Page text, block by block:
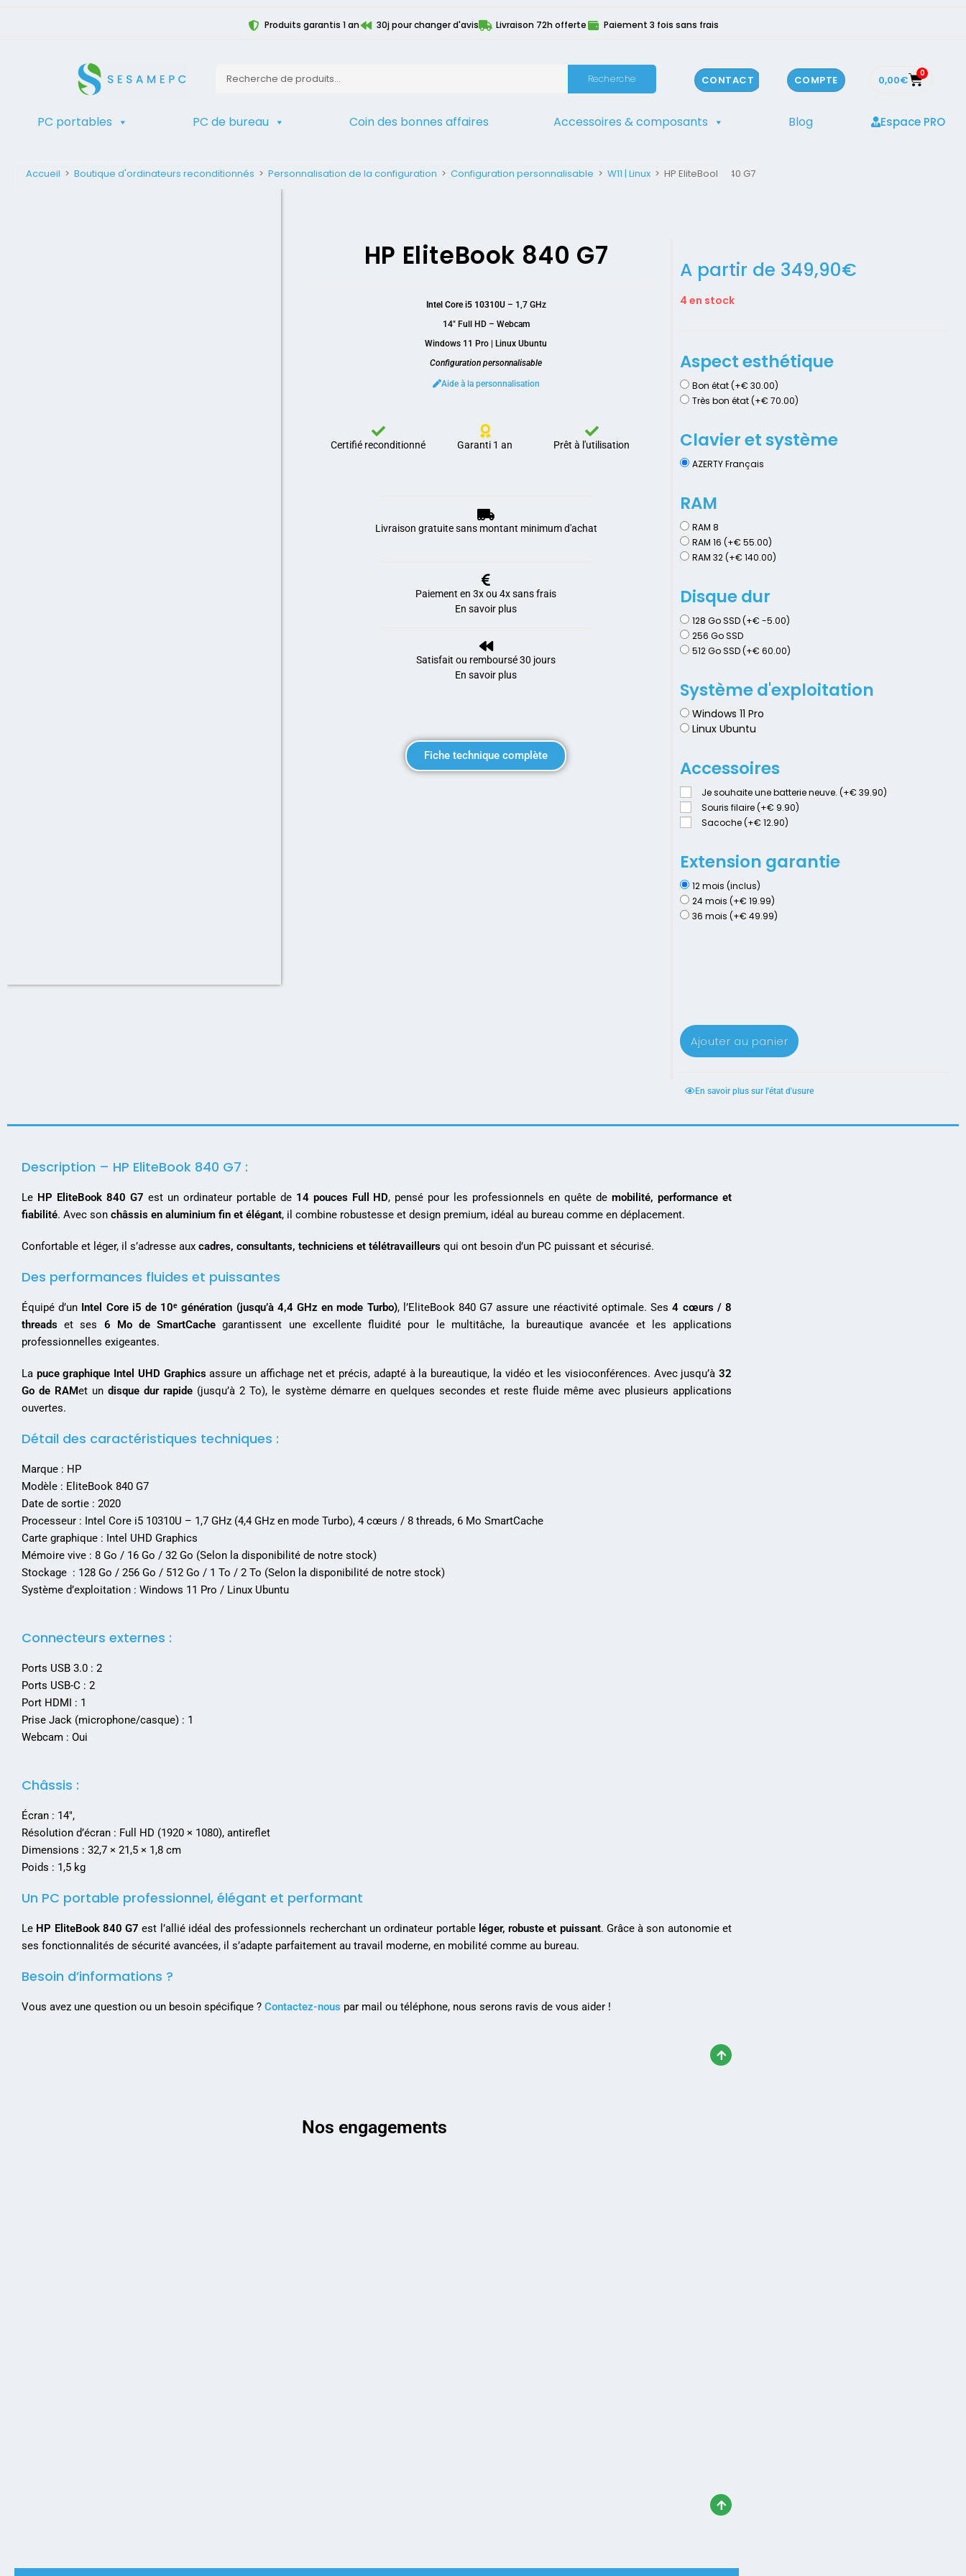
Produits garantis 1 an 30j pour changer d'avis Livraison 72h offerte Paiement 3 fois sans frais
Recherche CONTACT COMPTE 0,00€ 0
PC portables PC de bureau Coin des bonnes affaires Accessoires & composants Blog Espace PRO
Accueil > Boutique d'ordinateurs reconditionnés > Personnalisation de la configuration > Configuration personnalisable > W11 | Linux > HP EliteBook 840 G7
HP EliteBook 840 G7
Intel Core i5 10310U– 1,7 GHz
14″ Full HD – Webcam
Windows 11 Pro | Linux Ubuntu
Configuration personnalisable
Aide à la personnalisation
Certifié reconditionné Garanti 1 an Prêt à l'utilisation
Livraison gratuite sans montant minimum d'achat
Paiement en 3x ou 4x sans frais
En savoir plus
Satisfait ou remboursé 30 jours
En savoir plus
Fiche technique complète
A partir de 349,90€
4 en stock
Aspect esthétique
Bon état (+€ 30.00)
Très bon état (+€ 70.00)
Clavier et système
AZERTY Français
RAM
RAM 8
RAM 16 (+€ 55.00)
RAM 32 (+€ 140.00)
Disque dur
128 Go SSD (+€ -5.00)
256 Go SSD
512 Go SSD (+€ 60.00)
Système d'exploitation
Windows 11 Pro
Linux Ubuntu
Accessoires
Je souhaite une batterie neuve. (+€ 39.90)
Souris filaire (+€ 9.90)
Sacoche (+€ 12.90)
Extension garantie
12 mois (inclus)
24 mois (+€ 19.99)
36 mois (+€ 49.99)
Ajouter au panier
En savoir plus sur l'état d'usure
Description – HP EliteBook 840 G7 :
Le HP EliteBook 840 G7 est un ordinateur portable de 14 pouces Full HD, pensé pour les professionnels en quête demobilité, performance et
fiabilité. Avec son châssis en aluminium fin et élégant, il combine robustesse et design premium, idéal au bureau comme en déplacement.
Confortable et léger, il s’adresse aux cadres, consultants, techniciens et télétravailleurs qui ont besoin d’un PC puissant et sécurisé.
Des performances fluides et puissantes
Équipé d’un Intel Core i5 de 10ᵉ génération (jusqu’à 4,4 GHz en mode Turbo), l’EliteBook 840 G7 assure une réactivité optimale. Ses4 cœurs / 8
threads et ses 6 Mo de SmartCache garantissent une excellente fluidité pour le multitâche, la bureautique avancée et les applications
professionnelles exigeantes.
La puce graphique Intel UHD Graphics assure un affichage net et précis, adapté à la bureautique, la vidéo et les visioconférences. Avec jusqu’à32
Go de RAMet undisque dur rapide (jusqu’à 2 To), le système démarre en quelques secondes et reste fluide même avec plusieurs applications
ouvertes.
Détail des caractéristiques techniques :
Marque : HP
Modèle : EliteBook 840 G7
Date de sortie : 2020
Processeur : Intel Core i5 10310U – 1,7 GHz (4,4 GHz en mode Turbo), 4 cœurs / 8 threads, 6 Mo SmartCache
Carte graphique : Intel UHD Graphics
Mémoire vive : 8 Go / 16 Go / 32 Go (Selon la disponibilité de notre stock)
Stockage : 128 Go / 256 Go / 512 Go / 1 To / 2 To (Selon la disponibilité de notre stock)
Système d’exploitation : Windows 11 Pro / Linux Ubuntu
Connecteurs externes :
Ports USB 3.0 : 2
Ports USB-C : 2
Port HDMI : 1
Prise Jack (microphone/casque) : 1
Webcam : Oui
Châssis :
Écran : 14″,
Résolution d’écran : Full HD (1920 × 1080), antireflet
Dimensions : 32,7 × 21,5 × 1,8 cm
Poids : 1,5 kg
Un PC portable professionnel, élégant et performant
Le HP EliteBook 840 G7 est l’allié idéal des professionnels recherchant un ordinateur portable léger, robuste et puissant. Grâce à son autonomie et
ses fonctionnalités de sécurité avancées, il s’adapte parfaitement au travail moderne, en mobilité comme au bureau.
Besoin d’informations ?
Vous avez une question ou un besoin spécifique ? Contactez-nous par mail ou téléphone, nous serons ravis de vous aider !
Nos engagements